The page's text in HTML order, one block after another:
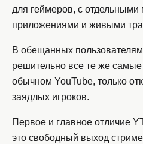
для геймеров, с
приложениями и живыми
В обещанных
решительно все те же
обычном YouTube, только
заядлых игроков.
Первое и главное отличие
это свободный выход